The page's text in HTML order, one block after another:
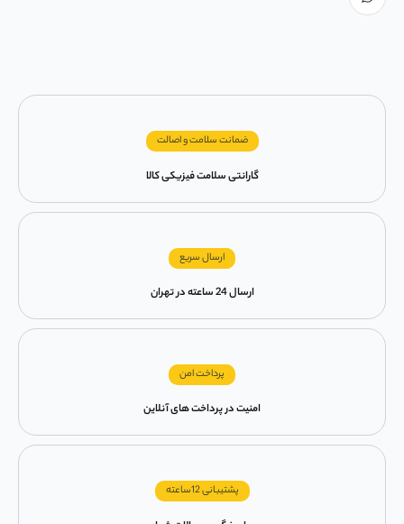
ضمانت سلامت و اصالت
گارانتی سلامت فیزیکی کالا
ارسال سریع
ارسال 24 ساعته در تهران
پرداخت امن
امنیت در پرداخت های آنلاین
پشتیبانی 12ساعته